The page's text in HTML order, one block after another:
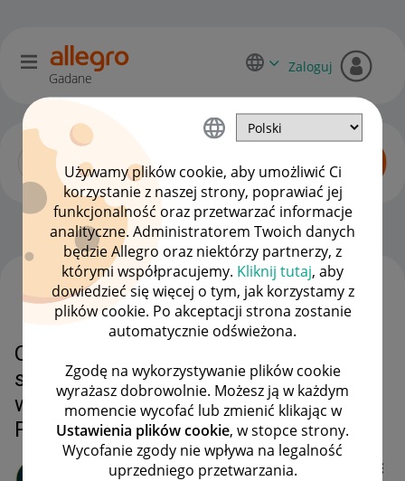
Używamy plików cookie, aby umożliwić Ci
korzystanie z naszej strony, poprawiać jej
funkcjonalność oraz przetwarzać informacje
analityczne. Administratorem Twoich danych
będzie Allegro oraz niektórzy partnerzy, z
którymi współpracujemy. Kliknij tutaj, aby
dowiedzieć się więcej o tym, jak korzystamy z
plików cookie. Po akceptacji strona zostanie
automatycznie odświeżona.
Zgodę na wykorzystywanie plików cookie
wyrażasz dobrowolnie. Możesz ją w każdym
momencie wycofać lub zmienić klikając w
Ustawienia plików cookie, w stopce strony.
Wycofanie zgody nie wpływa na legalność
uprzedniego przetwarzania.
Gadane
Zaloguj
Dyskusje kupujących OPCJE
Odrzucenie reklamacji przez
sprzedającego oraz odmowa
wsparcia przez Allegro
Prog.Ochrony Kupujących
Gryfmar
WSZYSTKIE TEMATY